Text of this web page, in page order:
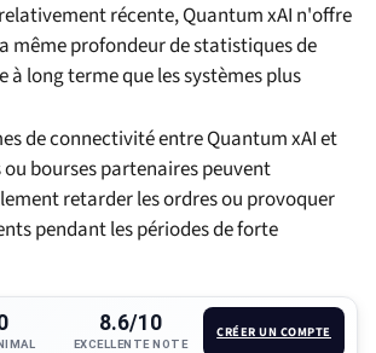
récente, Quantum xAI n'offre
même profondeur de statistiques de
à long terme que les systèmes plus
de connectivité entre Quantum xAI et
bourses partenaires peuvent
retarder les ordres ou provoquer
pendant les périodes de forte
8.6/10
EXCELLENTE NOTE
CRÉER UN COMPTE